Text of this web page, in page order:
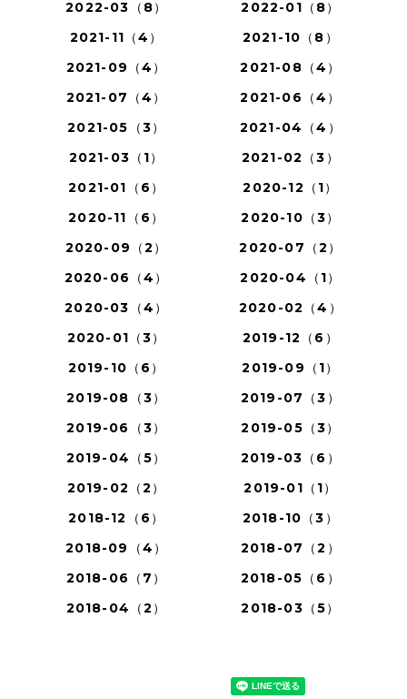
2022-03（8）
2022-01（8）
2021-11（4）
2021-10（8）
2021-09（4）
2021-08（4）
2021-07（4）
2021-06（4）
2021-05（3）
2021-04（4）
2021-03（1）
2021-02（3）
2021-01（6）
2020-12（1）
2020-11（6）
2020-10（3）
2020-09（2）
2020-07（2）
2020-06（4）
2020-04（1）
2020-03（4）
2020-02（4）
2020-01（3）
2019-12（6）
2019-10（6）
2019-09（1）
2019-08（3）
2019-07（3）
2019-06（3）
2019-05（3）
2019-04（5）
2019-03（6）
2019-02（2）
2019-01（1）
2018-12（6）
2018-10（3）
2018-09（4）
2018-07（2）
2018-06（7）
2018-05（6）
2018-04（2）
2018-03（5）